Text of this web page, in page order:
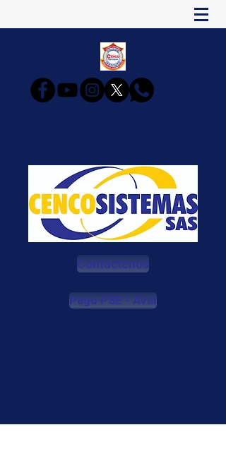
Contáctenos
Pago PSE - Aval